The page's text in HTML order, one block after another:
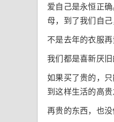
爱自己是永恒正
母，到了我们自己
不是去年的衣服
我们都是喜新厌
如果买了贵的，
到这样生活的高
再贵的东西，也没